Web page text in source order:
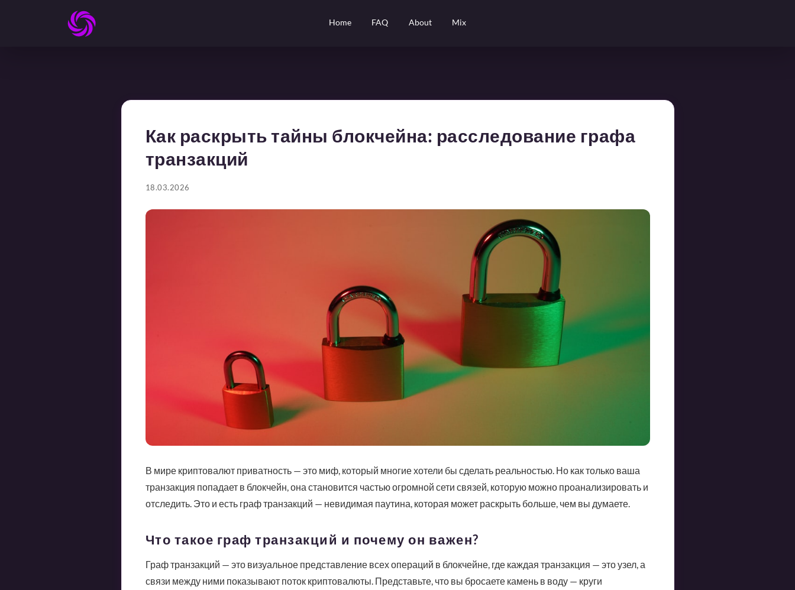
Home FAQ About Mix
Как раскрыть тайны блокчейна: расследование графа
транзакций
18.03.2026
В мире криптовалют приватность — это миф, который многие хотели бы сделать реальностью. Но как только ваша
транзакция попадает в блокчейн, она становится частью огромной сети связей, которую можно проанализировать и
отследить. Это и есть граф транзакций — невидимая паутина, которая может раскрыть больше, чем вы думаете.
Что такое граф транзакций и почему он важен?
Граф транзакций — это визуальное представление всех операций в блокчейне, где каждая транзакция — это узел, а
связи между ними показывают поток криптовалюты. Представьте, что вы бросаете камень в воду — круги